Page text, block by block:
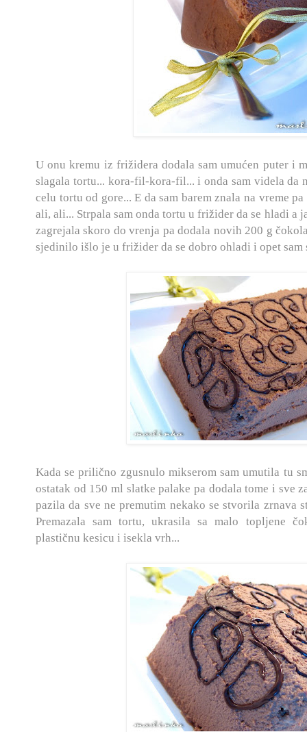
U onu kremu iz frižidera dodala sam umućen puter i
slagala tortu... kora-fil-kora-fil... i onda sam videla da
celu tortu od gore... E da sam barem znala na vreme
ali, ali... Strpala sam onda tortu u frižider da se hladi a
zagrejala skoro do vrenja pa dodala novih 200 g
sjedinilo išlo je u frižider da se dobro ohladi i opet sam
Kada se prilično zgusnulo mikserom sam umutila tu
ostatak od 150 ml slatke palake pa dodala tome i sve
pazila da sve ne premutim nekako se stvorila zrnava
Premazala sam tortu, ukrasila sa malo topljene
plastičnu kesicu i isekla vrh...